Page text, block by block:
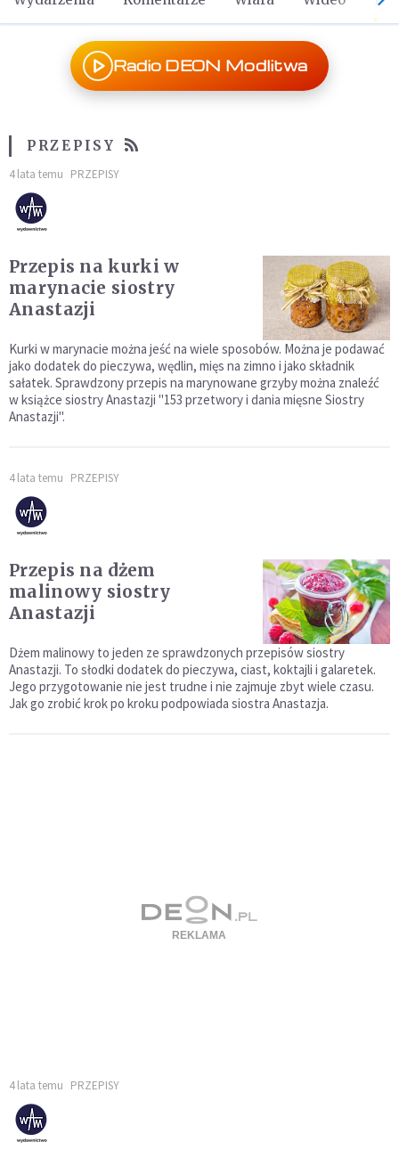
Radio DEON Modlitwa
PRZEPISY
4 lata temu PRZEPISY
Przepis na kurki w
marynacie siostry
Anastazji
Kurki w marynacie można jeść na wiele sposobów. Można je podawać
jako dodatek do pieczywa, wędlin, mięs na zimno i jako składnik
sałatek. Sprawdzony przepis na marynowane grzyby można znaleźć
w książce siostry Anastazji "153 przetwory i dania mięsne Siostry
Anastazji".
4 lata temu PRZEPISY
Przepis na dżem
malinowy siostry
Anastazji
Dżem malinowy to jeden ze sprawdzonych przepisów siostry
Anastazji. To słodki dodatek do pieczywa, ciast, koktajli i galaretek.
Jego przygotowanie nie jest trudne i nie zajmuje zbyt wiele czasu.
Jak go zrobić krok po kroku podpowiada siostra Anastazja.
4 lata temu PRZEPISY